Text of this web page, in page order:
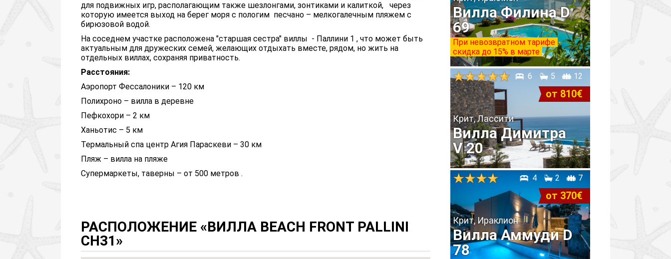
для подвижных игр, располагающим также шезлонгами, зонтиками и калиткой, через
которую имеется выход на берег моря с пологим песчано – мелкогалечным пляжем с
бирюзовой водой.
На соседнем участке расположена "старшая сестра" виллы - Паллини 1 , что может быть
актуальным для дружеских семей, желающих отдыхать вместе, рядом, но жить на
отдельных виллах, сохраняя приватность.
Расстояния:
Аэропорт Фессалоники – 120 км
Полихроно – вилла в деревне
Пефкохори – 2 км
Ханьотис – 5 км
Термальный спа центр Агия Параскеви – 30 км
Пляж – вилла на пляже
Супермаркеты, таверны – от 500 метров .
РАСПОЛОЖЕНИЕ «ВИЛЛА BEACH FRONT PALLINI
CH31»
Вилла Филина D
69
При невозвратном тарифе
скидка до 15% в марте
6 5 12
от 810€
Крит, Лассити
Вилла Димитра
V 20
4 2 7
от 370€
Крит, Ираклион
Вилла Аммуди D
78